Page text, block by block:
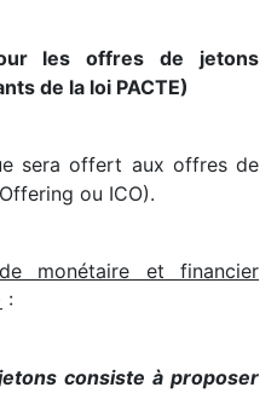
les offres de jetons
de la loi PACTE)
sera offert aux offres de
ou ICO).
monétaire et financier
:
consiste à proposer